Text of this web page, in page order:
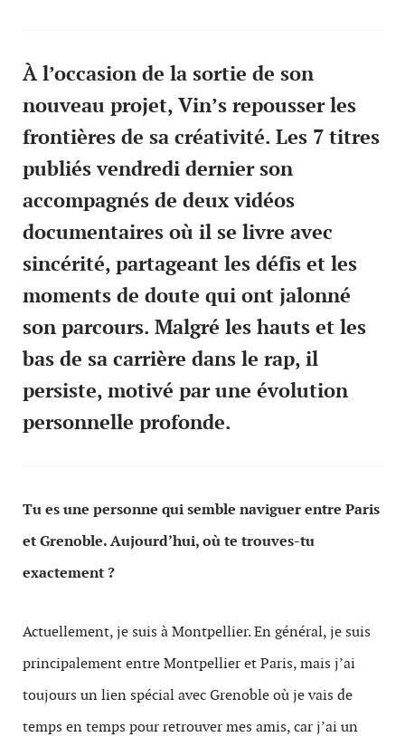
À l’occasion de la sortie de son
nouveau projet, Vin’s repousser les
frontières de sa créativité. Les 7 titres
publiés vendredi dernier son
accompagnés de deux vidéos
documentaires où il se livre avec
sincérité, partageant les défis et les
moments de doute qui ont jalonné
son parcours. Malgré les hauts et les
bas de sa carrière dans le rap, il
persiste, motivé par une évolution
personnelle profonde.
Tu es une personne qui semble naviguer entre Paris
et Grenoble. Aujourd’hui, où te trouves-tu
exactement ?
Actuellement, je suis à Montpellier. En général, je suis
principalement entre Montpellier et Paris, mais j’ai
toujours un lien spécial avec Grenoble où je vais de
temps en temps pour retrouver mes amis, car j’ai un